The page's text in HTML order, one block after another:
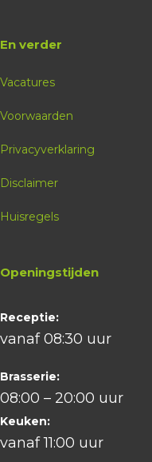
En verder
Vacatures
Voorwaarden
Privacyverklaring
Disclaimer
Huisregels
Openingstijden
Receptie:
vanaf 08:30 uur
Brasserie:
08:00 – 20:00 uur
Keuken:
vanaf 11:00 uur